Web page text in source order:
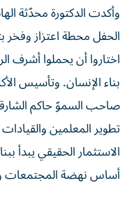
وأكدت الدكتورة محدّثة
الحفل محطة اعتزاز وفخر
اختاروا أن يحملوا أشرف
بناء الإنسان. وتأسيس
صاحب السموّ حاكم
تطوير المعلمين
الاستثمار الحقيقي يبدأ
أساس نهضة المجتمعات